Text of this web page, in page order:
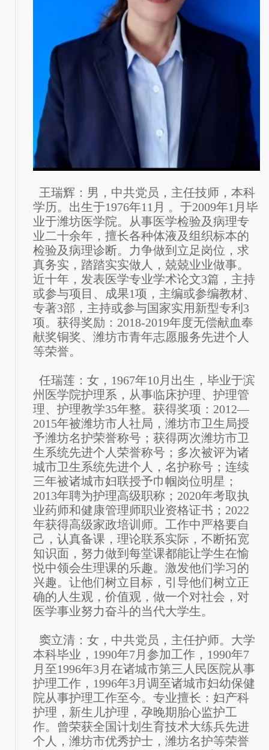
王瑞辉：男，中共党员，主任技师，本科
学历。出生于1976年11月 。于2009年1月毕
业于潍坊医学院。从事医学检验及病理专
业二十余年，擅长各种体液及组织标本的
检验及病理诊断。力争做到立足岗位，求
真务实，踏踏实实做人，兢兢业业做事。
近十年，发表医学专业学术论文3篇，主持
或参与项目、成果1项，主编或参编教材、
专著3部，主持或参与国家实用新型专利3
项。获得奖励：2018-2019年度无偿献血奉
献奖铜奖、潍坊市青年志愿服务先进个人
等荣誉。
任瑞莲：女，1967年10月出生，毕业于滨
州医学院护理系，从事临床护理、护理管
理、护理教学35年整。获得奖项：2012—
2015年被潍坊市人社局，潍坊市卫生局授
予潍坊名护荣誉称号；获得两次潍坊市卫
生系统先进个人荣誉称号；多次被评为诸
城市卫生系统先进个人，名护称号；连续
三年被诸城市妇联授予巾帼岗位明星；
2013年聘为护理高级职称；2020年考取执
业药师和健康管理师职业资格证书；2022
年获得高级家政培训师。工作中严格要自
己，认真备课，理论联系实际，不断拓宽
知识面，努力做到每堂课都能让学生在愉
悦中领会生理课的乐趣。激发他们学习的
兴趣。让他们树立目标，引导他们树立正
确的人生观，价值观，做一个对社会，对
医学事业努力奋斗的当代大学生。
窦立清：女，中共党员，主任护师。大学
本科毕业，1990年7月参加工作，1990年7
月至1996年3月在诸城市第三人民医院从事
护理工作，1996年3月调至诸城市妇幼保健
院从事护理工作至今。专业擅长：妇产科
护理，新生儿护理，孕晚期胎心监护工
作。曾荣获全国计划生育技术大练兵先进
个人，潍坊市优秀护士，潍坊名护等荣誉